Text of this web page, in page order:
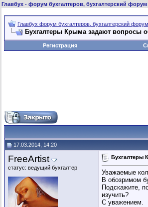
Главбух - форум бухгалтеров, бухгалтерский
Главбух форум бухгалтеров, бухгалтерский
Бухгалтеры Крыма задают вопросы
Регистрация
17.03.2014, 14:20
FreeArtist
статус: ведущий бухгалтер
Бухгалтеры
Уважаемые
В обозримом
Подскажите,
изучить?
С уважением.